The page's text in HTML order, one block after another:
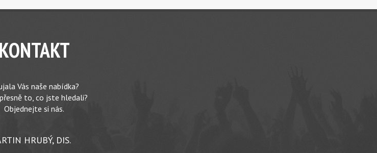
KONTAKT
Vás naše nabídka?
to, co jste hledali?
Objednejte si nás.
HRUBÝ, DIS.